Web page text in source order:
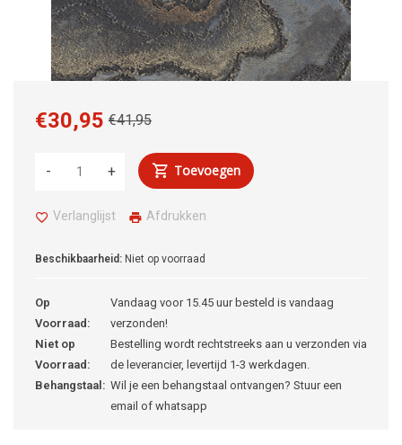
€41,95
€30,95
+
- Toevoegen
Verlanglijst Afdrukken
Beschikbaarheid: Niet op voorraad
Op
Voorraad:
Vandaag voor 15.45 uur besteld is vandaag
verzonden!
Niet op
Voorraad:
Bestelling wordt rechtstreeks aan u verzonden via
de leverancier, levertijd 1-3 werkdagen.
Behangstaal: Wil je een behangstaal ontvangen? Stuur een
email of whatsapp